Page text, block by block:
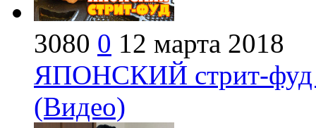
3080 0 12 марта 2018
ЯПОНСКИЙ стрит-фуд
(Видео)